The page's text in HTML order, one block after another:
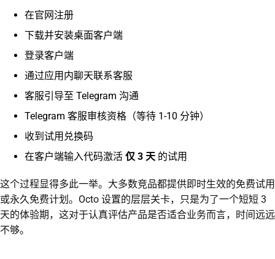
在官网注册
下载并安装桌面客户端
登录客户端
通过应用内聊天联系客服
客服引导至 Telegram 沟通
Telegram 客服审核资格（等待 1-10 分钟）
收到试用兑换码
在客户端输入代码激活 仅 3 天 的试用
这个过程显得多此一举。大多数竞品都提供即时生效的免费试用
或永久免费计划。Octo 设置的层层关卡，只是为了一个短短 3
天的体验期，这对于认真评估产品是否适合业务而言，时间远远
不够。